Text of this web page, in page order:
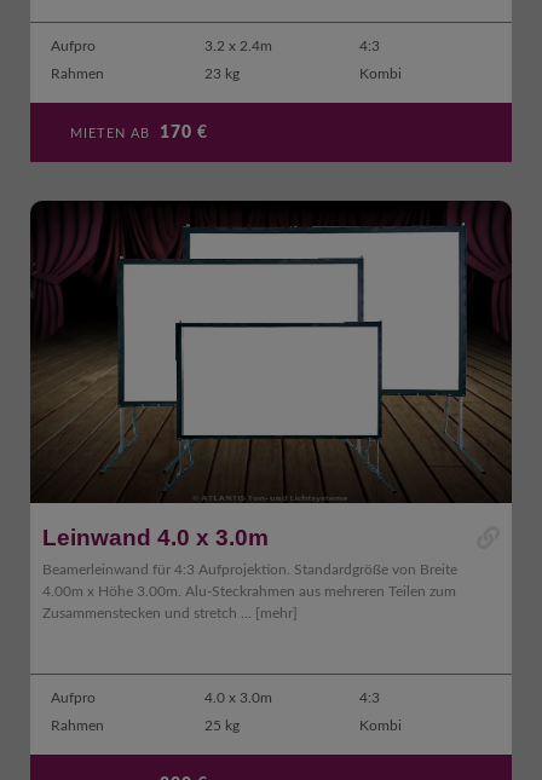
Aufpro 3.2 x 2.4m
4:3
Rahmen
23 kg Kombi
MIETEN AB 170 €
Leinwand 4.0 x 3.0m
Beamerleinwand für 4:3 Aufprojektion. Standardgröße von Breite
4.00m x Höhe 3.00m. Alu-Steckrahmen aus mehreren Teilen zum
Zusammenstecken und stretch ...
[mehr]
Aufpro 4.0 x 3.0m
4:3
Rahmen
25 kg Kombi